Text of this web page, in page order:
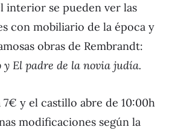
interior se pueden ver las
con mobiliario de la época y
obras de Rembrandt:
El padre de la novia judía.
7€ y el castillo abre de 10:00h
modificaciones según la